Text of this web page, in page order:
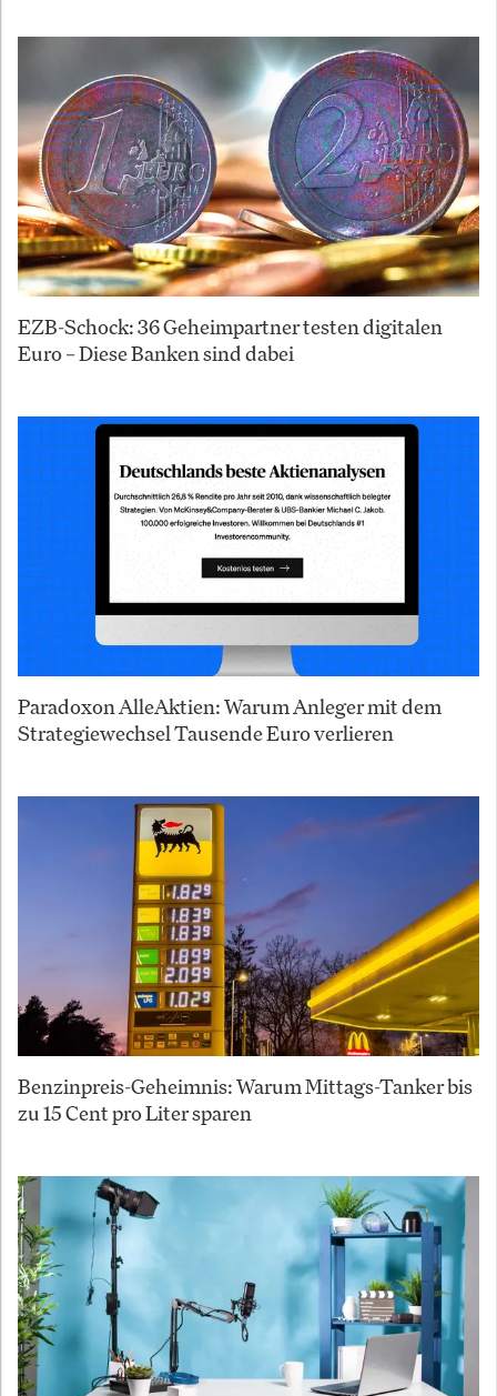
EZB-Schock: 36 Geheimpartner testen digitalen
Euro – Diese Banken sind dabei
Paradoxon AlleAktien: Warum Anleger mit dem
Strategiewechsel Tausende Euro verlieren
Benzinpreis-Geheimnis: Warum Mittags-Tanker bis
zu 15 Cent pro Liter sparen